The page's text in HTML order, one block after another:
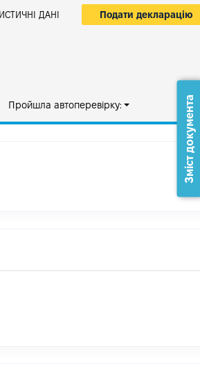
ДАНІ Подати декларацію
Пройшла автоперевірку: Зміст документа